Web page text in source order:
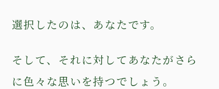
選択したのは、あなたです。
そして、それに対してあなたがさら
に色々な思いを持つでしょう。